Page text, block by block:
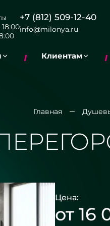
+7 (812) 509-12-40
info@milonya.ru
Клиентам
Главная
Цена:
от 16